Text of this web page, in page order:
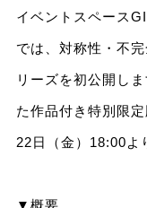
イベントスペース
では、対称性・不
リーズを初公開し
た作品付き特別限
22日（金）18:00よ
▼ 概要